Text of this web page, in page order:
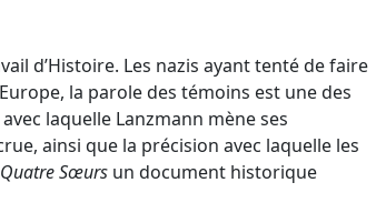
d’Histoire. Les nazis ayant tenté de faire
la parole des témoins est une des
laquelle Lanzmann mène ses
ainsi que la précision avec laquelle les
Quatre Sœurs un document historique